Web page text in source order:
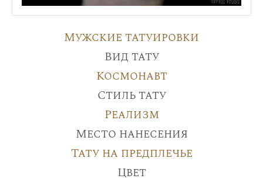
Мужские татуировки
Вид тату
Космонавт
Стиль тату
Реализм
Место нанесения
Тату на предплечье
Цвет